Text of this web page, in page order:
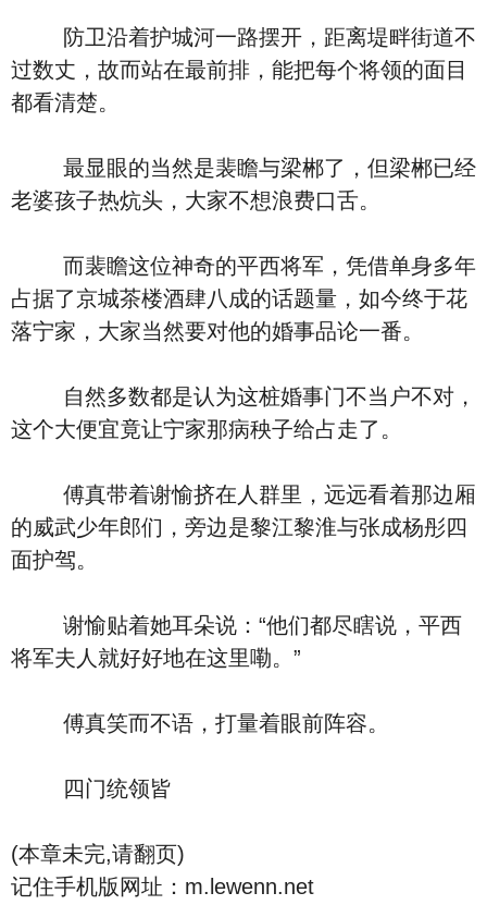
防卫沿着护城河一路摆开，距离堤畔街道不
过数丈，故而站在最前排，能把每个将领的面目
都看清楚。
最显眼的当然是裴瞻与梁郴了，但梁郴已经
老婆孩子热炕头，大家不想浪费口舌。
而裴瞻这位神奇的平西将军，凭借单身多年
占据了京城茶楼酒肆八成的话题量，如今终于花
落宁家，大家当然要对他的婚事品论一番。
自然多数都是认为这桩婚事门不当户不对，
这个大便宜竟让宁家那病秧子给占走了。
傅真带着谢愉挤在人群里，远远看着那边厢
的威武少年郎们，旁边是黎江黎淮与张成杨彤四
面护驾。
谢愉贴着她耳朵说：“他们都尽瞎说，平西
将军夫人就好好地在这里嘞。”
傅真笑而不语，打量着眼前阵容。
四门统领皆
(本章未完,请翻页)
记住手机版网址：m.lewenn.net